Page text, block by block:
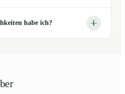
habe ich?